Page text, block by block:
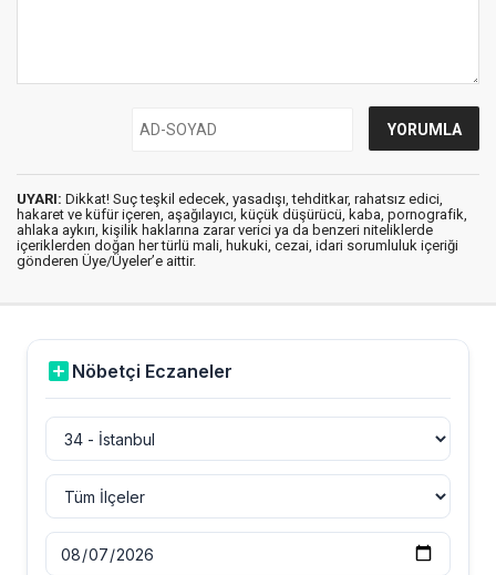
UYARI: Dikkat! Suç teşkil edecek, yasadışı, tehditkar, rahatsız edici,
hakaret ve küfür içeren, aşağılayıcı, küçük düşürücü, kaba, pornografik,
ahlaka aykırı, kişilik haklarına zarar verici ya da benzeri niteliklerde
içeriklerden doğan her türlü mali, hukuki, cezai, idari sorumluluk içeriği
gönderen Üye/Üyeler’e aittir.